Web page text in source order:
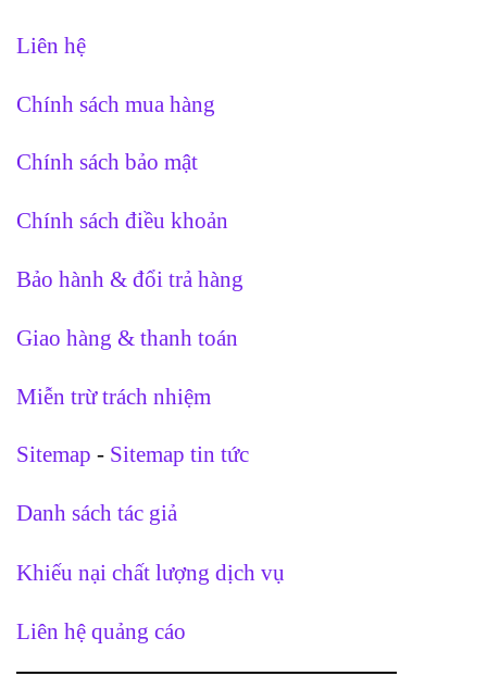
Liên hệ
Chính sách mua hàng
Chính sách bảo mật
Chính sách điều khoản
Bảo hành & đổi trả hàng
Giao hàng & thanh toán
Miễn trừ trách nhiệm
Sitemap - Sitemap tin tức
Danh sách tác giả
Khiếu nại chất lượng dịch vụ
Liên hệ quảng cáo